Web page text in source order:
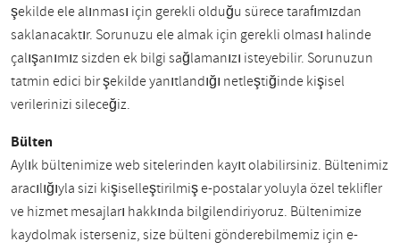
şekilde ele alınması için gerekli olduğu sürece tarafımızdan
saklanacaktır. Sorunuzu ele almak için gerekli olması halinde
çalışanımız sizden ek bilgi sağlamanızı isteyebilir. Sorunuzun
tatmin edici bir şekilde yanıtlandığı netleştiğinde kişisel
verilerinizi sileceğiz.
Bülten
Aylık bültenimize web sitelerinden kayıt olabilirsiniz. Bültenimiz
aracılığıyla sizi kişiselleştirilmiş e-postalar yoluyla özel teklifler
ve hizmet mesajları hakkında bilgilendiriyoruz. Bültenimize
kaydolmak isterseniz, size bülteni gönderebilmemiz için e-